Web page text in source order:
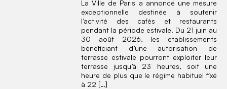
La Ville de Paris a annoncé une mesure
exceptionnelle destinée à soutenir
l’activité des cafés et restaurants
pendant la période estivale. Du 21 juin au
30 août 2026, les établissements
bénéficiant d’une autorisation de
terrasse estivale pourront exploiter leur
terrasse jusqu’à 23 heures, soit une
heure de plus que le régime habituel fixé
à 22 […]